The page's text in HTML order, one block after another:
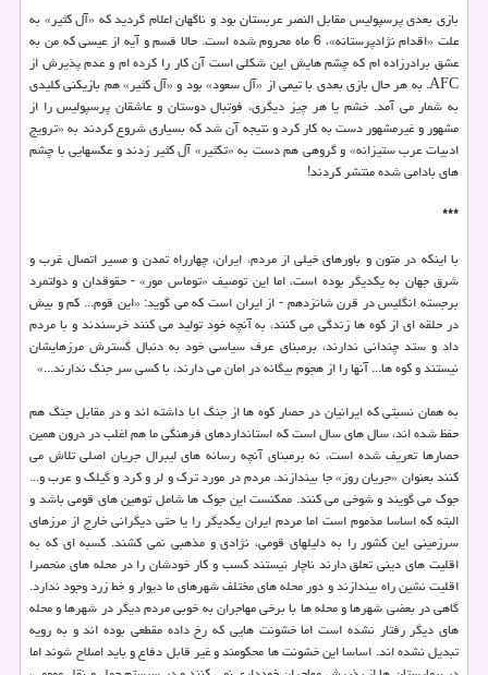
بازی بعدی پرسپولیس مقابل النصر عربستان بود و ناگهان اعلام گردید که «آل کثیر» به
علت «اقدام نژادپرستانه»، 6 ماه محروم شده است. حالا قسم و آیه از عیسی که من به
عشق برادرزاده ام که چشم هایش این شکلی است آن کار را کرده ام و عدم پذیرش از
AFC. به هر حال بازی بعدی با تیمی از «آل سعود» بود و «آل کثیر» هم بازیکنی کلیدی
به شمار می آمد. خشم یا هر چیز دیگری، فوتبال دوستان و عاشقان پرسپولیس را از
مشهور و غیرمشهور دست به کار کرد و نتیجه آن شد که بسیاری شروع کردند به «ترویج
ادبیات عرب ستیزانه» و گروهی هم دست به «تکثیر» آل کثیر زدند و عکسهایی با چشم
های بادامی شده منتشر کردند!
***
با اینکه در متون و باورهای خیلی از مردم، ایران، چهارراه تمدن و مسیر اتصال غرب و
شرق جهان به یکدیگر بوده است، اما این توصیف «توماس مور» - حقوقدان و دولتمرد
برجسته انگلیس در قرن شانزدهم - از ایران است که می گوید: «این قوم... کم و بیش
در حلقه ای از کوه ها زندگی می کنند، به آنچه خود تولید می کنند خرسندند و با مردم
داد و ستد چندانی ندارند، برمبنای عرف سیاسی خود به دنبال گسترش مرزهایشان
نیستند و کوه ها... آنها را از هجوم بیگانه در امان می دارند، با کسی سر جنگ ندارند...»
به همان نسبتی که ایرانیان در حصار کوه ها از جنگ ابا داشته اند و در مقابل جنگ هم
حفظ شده اند، سال های سال است که استانداردهای فرهنگی ما هم اغلب در درون همین
حصارها تعریف شده است، نه برمبنای آنچه رسانه های لیبرال جریان اصلی تلاش می
کنند بعنوان «جریان روز» جا بیندازند. مردم در مورد ترک و لر و کرد و گیلک و عرب و...
جوک می گویند و شوخی می کنند. ممکنست این جوک ها شامل توهین های قومی باشد و
البته که اساسا مذموم است اما مردم ایران یکدیگر را یا حتی دیگرانی خارج از مرزهای
سرزمینی این کشور را به دلیلهای قومی، نژادی و مذهبی نمی کشند. کسبه ای که به
اقلیت های دینی تعلق دارند ناچار نیستند کسب و کار خودشان را در محله های منحصرا
اقلیت نشین راه بیندازند و دور محله های مختلف شهرهای ما دیوار و خط زرد وجود ندارد.
گاهی در بعضی شهرها و محله ها با برخی مهاجران به خوبی مردم دیگر در شهرها و محله
های دیگر رفتار نشده است اما خشونت هایی که رخ داده مقطعی بوده اند و به رویه
تبدیل نشده اند. اساسا این خشونت ها محکومند و غیر قابل دفاع و باید اصلاح شوند اما